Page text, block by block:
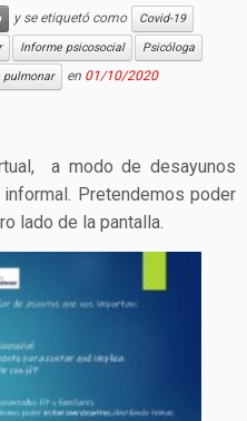
y se etiquetó como
Covid-19
Informe psicosocial
Psicóloga
pulmonar en 01/10/2020
a modo de desayunos
Pretendemos poder
lado de la pantalla.